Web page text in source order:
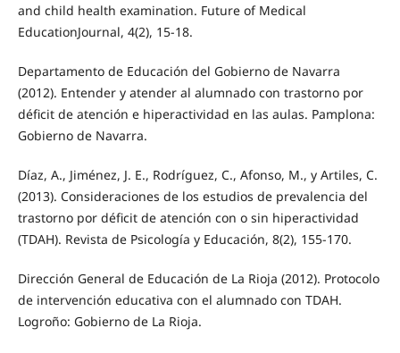
and child health examination. Future of Medical
EducationJournal, 4(2), 15-18.
Departamento de Educación del Gobierno de Navarra
(2012). Entender y atender al alumnado con trastorno por
déficit de atención e hiperactividad en las aulas. Pamplona:
Gobierno de Navarra.
Díaz, A., Jiménez, J. E., Rodríguez, C., Afonso, M., y Artiles, C.
(2013). Consideraciones de los estudios de prevalencia del
trastorno por déficit de atención con o sin hiperactividad
(TDAH). Revista de Psicología y Educación, 8(2), 155-170.
Dirección General de Educación de La Rioja (2012). Protocolo
de intervención educativa con el alumnado con TDAH.
Logroño: Gobierno de La Rioja.